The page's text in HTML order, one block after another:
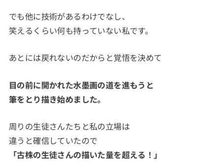
でも他に技術があるわけでなし、
笑えるくらい何も持っていない私です。
あとには戻れないのだからと覚悟を決めて
目の前に開かれた水墨画の道を進もうと
筆をとり描き始めました。
周りの生徒さんたちと私の立場は
違うと確信していたので
「古株の生徒さんの描いた量を超える！」